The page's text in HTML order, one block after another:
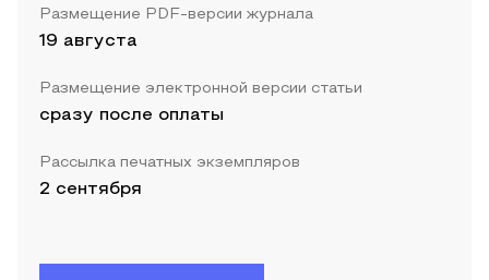
Размещение PDF-версии журнала
19 августа
Размещение электронной версии статьи
сразу после оплаты
Рассылка печатных экземпляров
2 сентября